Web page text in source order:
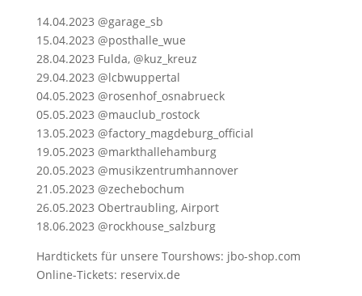
14.04.2023 @garage_sb
15.04.2023 @posthalle_wue
28.04.2023 Fulda, @kuz_kreuz
29.04.2023 @lcbwuppertal
04.05.2023 @rosenhof_osnabrueck
05.05.2023 @mauclub_rostock
13.05.2023 @factory_magdeburg_official
19.05.2023 @markthallehamburg
20.05.2023 @musikzentrumhannover
21.05.2023 @zechebochum
26.05.2023 Obertraubling, Airport
18.06.2023 @rockhouse_salzburg
Hardtickets für unsere Tourshows: jbo-shop.com
Online-Tickets: reservix.de